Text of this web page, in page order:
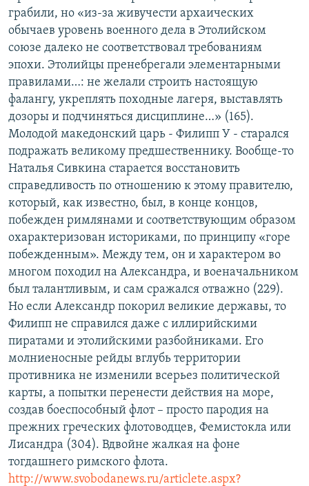
грабили, но «из-за живучести архаических
обычаев уровень военного дела в Этолийском
союзе далеко не соответствовал требованиям
эпохи. Этолийцы пренебрегали элементарными
правилами…: не желали строить настоящую
фалангу, укреплять походные лагеря, выставлять
дозоры и подчиняться дисциплине…» (165).
Молодой македонский царь - Филипп У - старался
подражать великому предшественнику. Вообще-то
Наталья Сивкина старается восстановить
справедливость по отношению к этому правителю,
который, как известно, был, в конце концов,
побежден римлянами и соответствующим образом
охарактеризован историками, по принципу «горе
побежденным». Между тем, он и характером во
многом походил на Александра, и военачальником
был талантливым, и сам сражался отважно (229).
Но если Александр покорил великие державы, то
Филипп не справился даже с иллирийскими
пиратами и этолийскими разбойниками. Его
молниеносные рейды вглубь территории
противника не изменили всерьез политической
карты, а попытки перенести действия на море,
создав боеспособный флот – просто пародия на
прежних греческих флотоводцев, Фемистокла или
Лисандра (304). Вдвойне жалкая на фоне
тогдашнего римского флота.
http://www.svobodanews.ru/articlete.aspx?